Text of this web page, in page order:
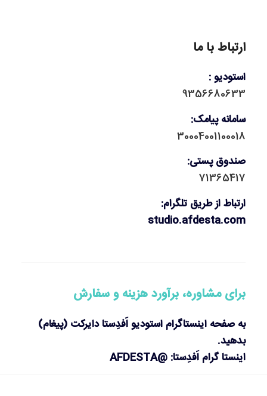
ارتباط با ما
استودیو :
9356680633
سامانه پیامک:
30004001100018
صندوق پستی:
71365417
ارتباط از طریق تلگرام:
studio.afdesta.com
برای مشاوره، برآورد هزینه و سفارش
به صفحه اینستاگرام استودیو اَفدِستا دایرکت (پیغام)
بدهید.
اینستا گرام اَفدِستا: @AFDESTA